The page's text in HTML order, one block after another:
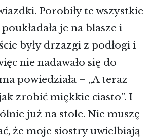
Porobiły te wszystkie
je na blasze i
były drzazgi z podłogi i
nie nadawało się do
powiedziała – „A teraz
zrobić miękkie ciasto”. I
już na stole. Nie muszę
że moje siostry uwielbiają